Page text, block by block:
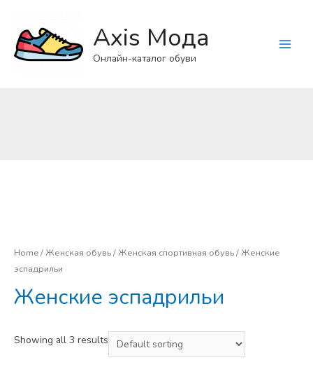
Axis Мода
Онлайн-каталог обуви
Home/Женская обувь/Женская спортивная обувь/ Женские
эспадрильи
Женские эспадрильи
Showing all 3 results